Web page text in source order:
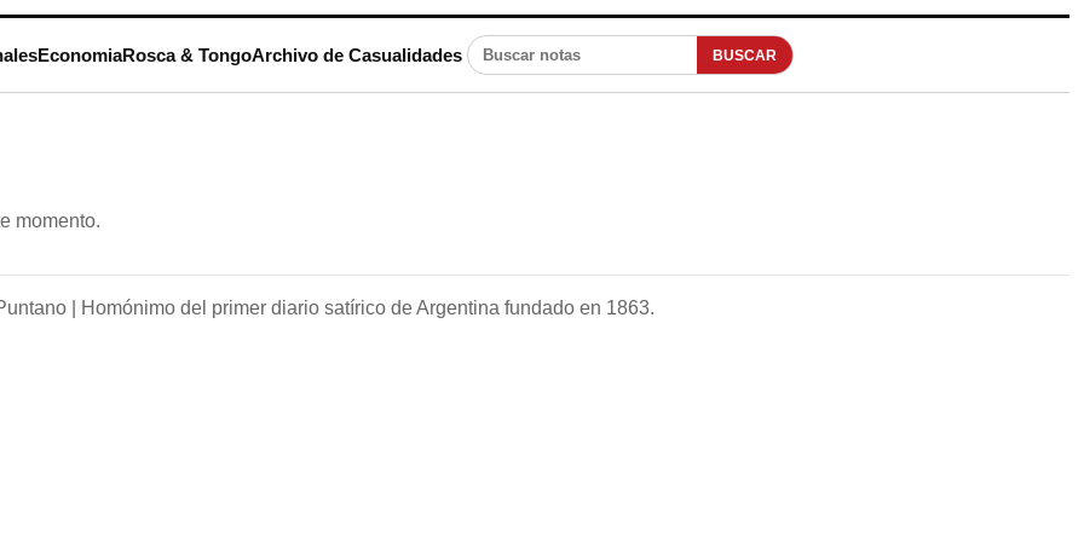
EconomiaRosca & TongoArchivo de Casualidades Buscar notas BUSCAR
momento.
| Homónimo del primer diario satírico de Argentina fundado en 1863.